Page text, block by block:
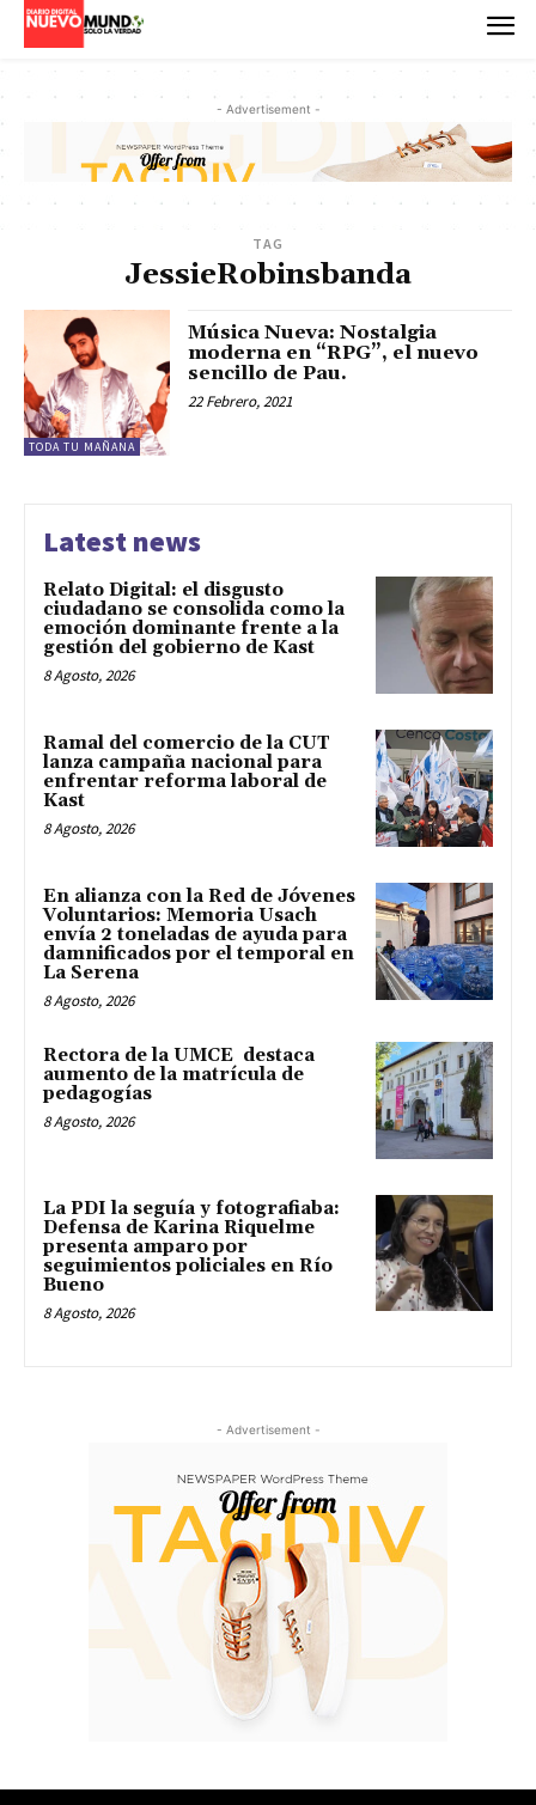
- Advertisement -
TAG
JessieRobinsbanda
TODA TU MAÑANA
Música Nueva: Nostalgia
moderna en “RPG”, el nuevo
sencillo de Pau.
22 Febrero, 2021
Latest news
Relato Digital: el disgusto
ciudadano se consolida como la
emoción dominante frente a la
gestión del gobierno de Kast
8 Agosto, 2026
Ramal del comercio de la CUT
lanza campaña nacional para
enfrentar reforma laboral de
Kast
8 Agosto, 2026
En alianza con la Red de Jóvenes
Voluntarios: Memoria Usach
envía 2 toneladas de ayuda para
damnificados por el temporal en
La Serena
8 Agosto, 2026
Rectora de la UMCE destaca
aumento de la matrícula de
pedagogías
8 Agosto, 2026
La PDI la seguía y fotografiaba:
Defensa de Karina Riquelme
presenta amparo por
seguimientos policiales en Río
Bueno
8 Agosto, 2026
- Advertisement -